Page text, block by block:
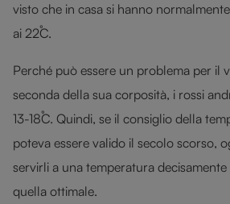
visto che in casa si hanno
ai 22˚C.
Perché può essere un problema per il
seconda della sua corposità, i rossi
13-18˚C. Quindi, se il consiglio della
poteva essere valido il secolo scorso,
servirli a una temperatura
quella ottimale.